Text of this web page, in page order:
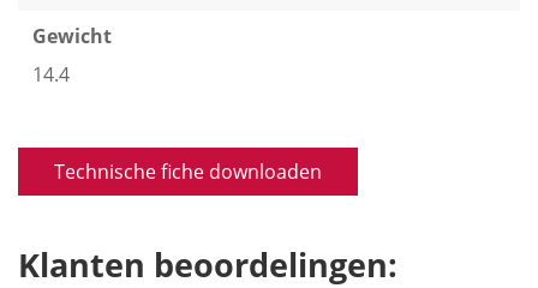
Gewicht
14.4
Technische fiche downloaden
Klanten beoordelingen: